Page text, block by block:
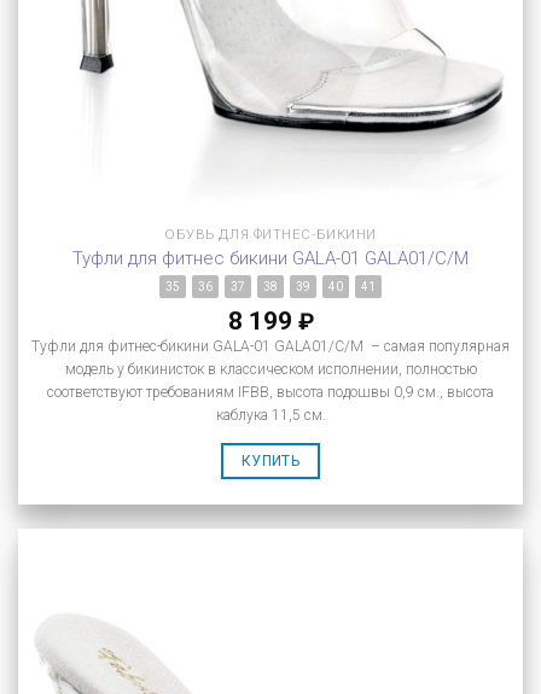
ОБУВЬ ДЛЯ ФИТНЕС-БИКИНИ
Туфли для фитнес бикини GALA-01 GALA01/C/M
35 36 37 38 39 40 41
8 199 ₽
Туфли для фитнес-бикини GALA-01 GALA01/C/M – самая популярная
модель у бикинисток в классическом исполнении, полностью
соответствуют требованиям IFBB, высота подошвы 0,9 см., высота
каблука 11,5 см.
КУПИТЬ